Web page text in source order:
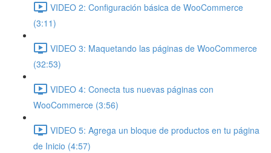
VIDEO 2: Configuración básica de WooCommerce
(3:11)
VIDEO 3: Maquetando las páginas de WooCommerce
(32:53)
VIDEO 4: Conecta tus nuevas páginas con
WooCommerce (3:56)
VIDEO 5: Agrega un bloque de productos en tu página
de Inicio (4:57)